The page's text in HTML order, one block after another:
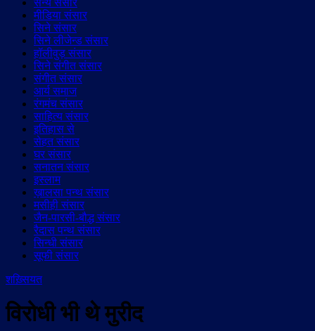
मीडिया संसार
सिने संसार
सिने लीजेन्ड संसार
हॉलीवुड़ संसार
सिने संगीत संसार
संगीत संसार
आर्य समाज
रंगमंच संसार
साहित्य संसार
इतिहास से
सेहत संसार
घर संसार
सनातन संसार
इस्लाम
ख़ालसा पन्थ संसार
मसीही संसार
जैन-पारसी-बौद्ध संसार
रैदास पन्थ संसार
सिन्धी संसार
सूफी संसार
शख़्सियत
विरोधी भी थे मुरीद